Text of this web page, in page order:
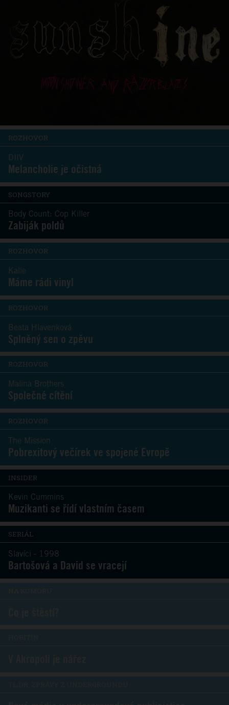
ROZHOVOR
DIIV
Melancholie je očistná
SONGSTORY
Body Count: Cop Killer
Zabiják poldů
ROZHOVOR
Kalle
Máme rádi vinyl
ROZHOVOR
Beata Hlavenková
Splněný sen o zpěvu
ROZHOVOR
Malina Brothers
Společné cítění
ROZHOVOR
The Mission
Pobrexitový večírek ve spojené Evropě
INSIDER
Kevin Cummins
Muzikanti se řídí vlastním časem
SERIÁL
Slavíci - 1998
Bartošová a David se vracejí